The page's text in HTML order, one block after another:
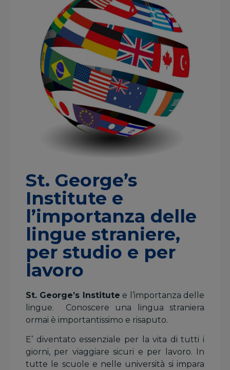
St. George’s
Institute e
l’importanza delle
lingue straniere,
per studio e per
lavoro
St. George’s Institute e l’importanza delle
lingue. Conoscere una lingua straniera
ormai è importantissimo e risaputo.
E’ diventato essenziale per la vita di tutti i
giorni, per viaggiare sicuri e per lavoro. In
tutte le scuole e nelle università si impara